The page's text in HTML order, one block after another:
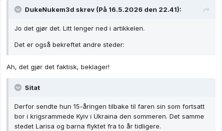
DukeNukem3d skrev (På 16.5.2026 den 22.41):
Jo det gjør det. Litt lenger ned i artikkelen.
Det er også bekreftet andre steder:
Ah, det gjør det faktisk, beklager!
Sitat
Derfor sendte hun 15-åringen tilbake til faren sin som fortsatt
bor i krigsrammede Kyiv i Ukraina den sommeren. Det samme
stedet Larisa og barna flyktet fra to år tidligere.